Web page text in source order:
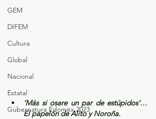
GEM
DIFEM
Cultura
Global
Nacional
Estatal
Gubernatura Edoméx 2023
‘Más si osare un par de estúpidos’…
El papelón de Alito y Noroña.